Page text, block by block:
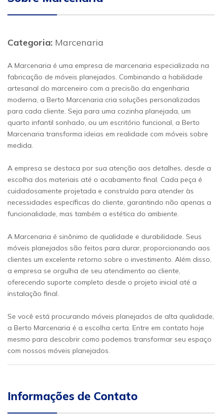
Categoria: Marcenaria
A Marcenaria é uma empresa de marcenaria especializada na
fabricação de móveis planejados. Combinando a habilidade
artesanal do marceneiro com a precisão da engenharia
moderna, a Berto Marcenaria cria soluções personalizadas
para cada cliente. Seja para uma cozinha planejada, um
quarto infantil sonhado, ou um escritório funcional, a Berto
Marcenaria transforma ideias em realidade com móveis sobre
medida.
A empresa se destaca por sua atenção aos detalhes, desde a
escolha dos materiais até o acabamento final. Cada peça é
cuidadosamente projetada e construída para atender às
necessidades específicas do cliente, garantindo não apenas a
funcionalidade, mas também a estética do ambiente.
A Marcenaria é sinônimo de qualidade e durabilidade. Seus
móveis planejados são feitos para durar, proporcionando aos
clientes um excelente retorno sobre o investimento. Além disso,
a empresa se orgulha de seu atendimento ao cliente,
oferecendo suporte completo desde o projeto inicial até a
instalação final.
Se você está procurando móveis planejados de alta qualidade,
a Berto Marcenaria é a escolha certa. Entre em contato hoje
mesmo para descobrir como podemos transformar seu espaço
com nossos móveis planejados.
Informações de Contato